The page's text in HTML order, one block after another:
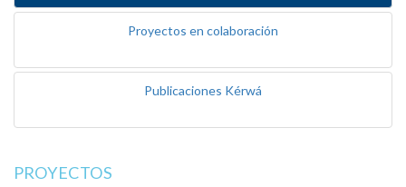
Proyectos en colaboración
Publicaciones Kérwá
PROYECTOS